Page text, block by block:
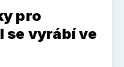
pro
se vyrábí ve